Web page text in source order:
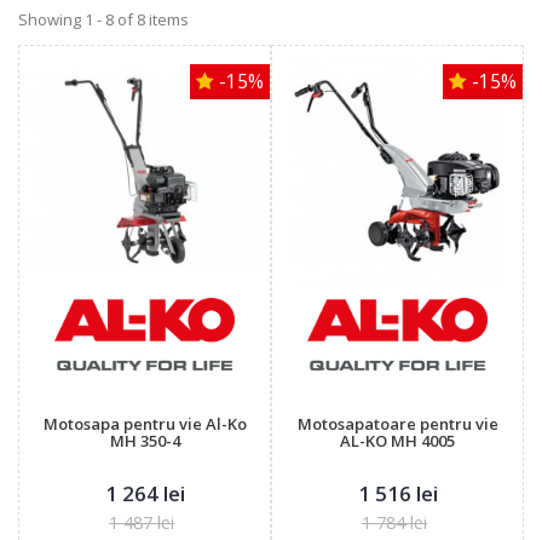
Showing 1 - 8 of 8 items
-15%
Motosapa pentru vie Al-Ko
MH 350-4
1 264 lei
1 487 lei
-15%
Motosapatoare pentru vie
AL-KO MH 4005
1 516 lei
1 784 lei